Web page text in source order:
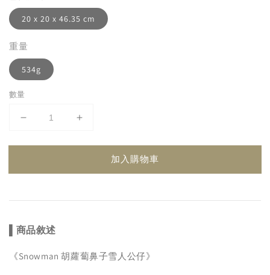
20 x 20 x 46.35 cm
重量
534g
數量
加入購物車
商品敘述
《Snowman 胡蘿蔔鼻子雪人公仔》